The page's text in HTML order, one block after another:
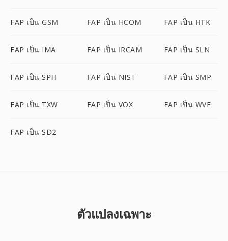
FAP เป็น GSM FAP เป็น HCOM FAP เป็น HTK
FAP เป็น IMA FAP เป็น IRCAM FAP เป็น SLN
FAP เป็น SPH FAP เป็น NIST FAP เป็น SMP
FAP เป็น TXW FAP เป็น VOX FAP เป็น WVE
FAP เป็น SD2
ตัวแปลงเฉพาะ